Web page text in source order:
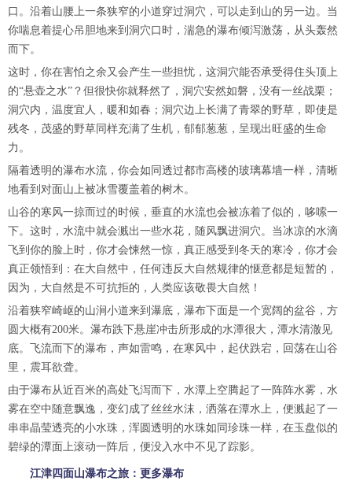
口。沿着山腰上一条狭窄的小道穿过洞穴，可以走到山的另一边。当
你喘息着提心吊胆地来到洞穴口时，湍急的瀑布倾泻激荡，从头轰然
而下。
这时，你在害怕之余又会产生一些担忧，这洞穴能否承受得住头顶上
的“悬壶之水”？但很快你就释然了，洞穴安然如磐，没有一丝战栗；
洞穴内，温度宜人，暖和如春；洞穴边上长满了青翠的野草，即使是
残冬，茂盛的野草同样充满了生机，郁郁葱葱，呈现出旺盛的生命
力。
隔着透明的瀑布水流，你会如同透过都市高楼的玻璃幕墙一样，清晰
地看到对面山上被冰雪覆盖着的树木。
山谷的寒风一掠而过的时候，垂直的水流也会被冻着了似的，哆嗦一
下。这时，水流中就会溅出一些水花，随风飘进洞穴。当冰凉的水滴
飞到你的脸上时，你才会悚然一惊，真正感受到冬天的寒冷，你才会
真正领悟到：在大自然中，任何违反大自然规律的惬意都是短暂的，
因为，大自然是不可抗拒的，人类应该敬畏大自然！
沿着狭窄崎岖的山涧小道来到瀑底，瀑布下面是一个宽阔的盆谷，方
圆大概有200米。瀑布跌下悬崖冲击所形成的水潭很大，潭水清澈见
底。飞流而下的瀑布，声如雷鸣，在寒风中，起伏跌宕，回荡在山谷
里，震耳欲聋。
由于瀑布从近百米的高处飞泻而下，水潭上空腾起了一阵阵水雾，水
雾在空中随意飘逸，变幻成了丝丝水沫，洒落在潭水上，便溅起了一
串串晶莹透亮的小水珠，浑圆透明的水珠如同珍珠一样，在玉盘似的
碧绿的潭面上滚动一阵后，便没入水中不见了踪影。
江津四面山瀑布之旅：更多瀑布